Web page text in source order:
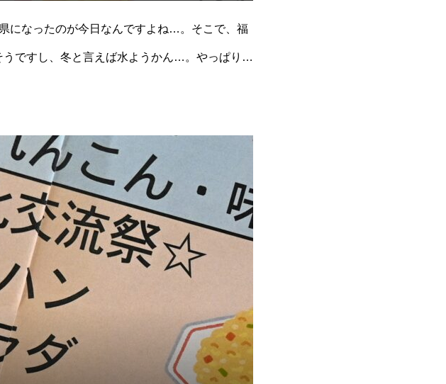
になったのが今日なんですよね…。そこで、福
ですし、冬と言えば水ようかん…。やっぱり焼